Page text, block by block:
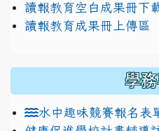
讀報教育空白成果冊下
讀報教育成果冊上傳區
學
水中趣味競賽報名表